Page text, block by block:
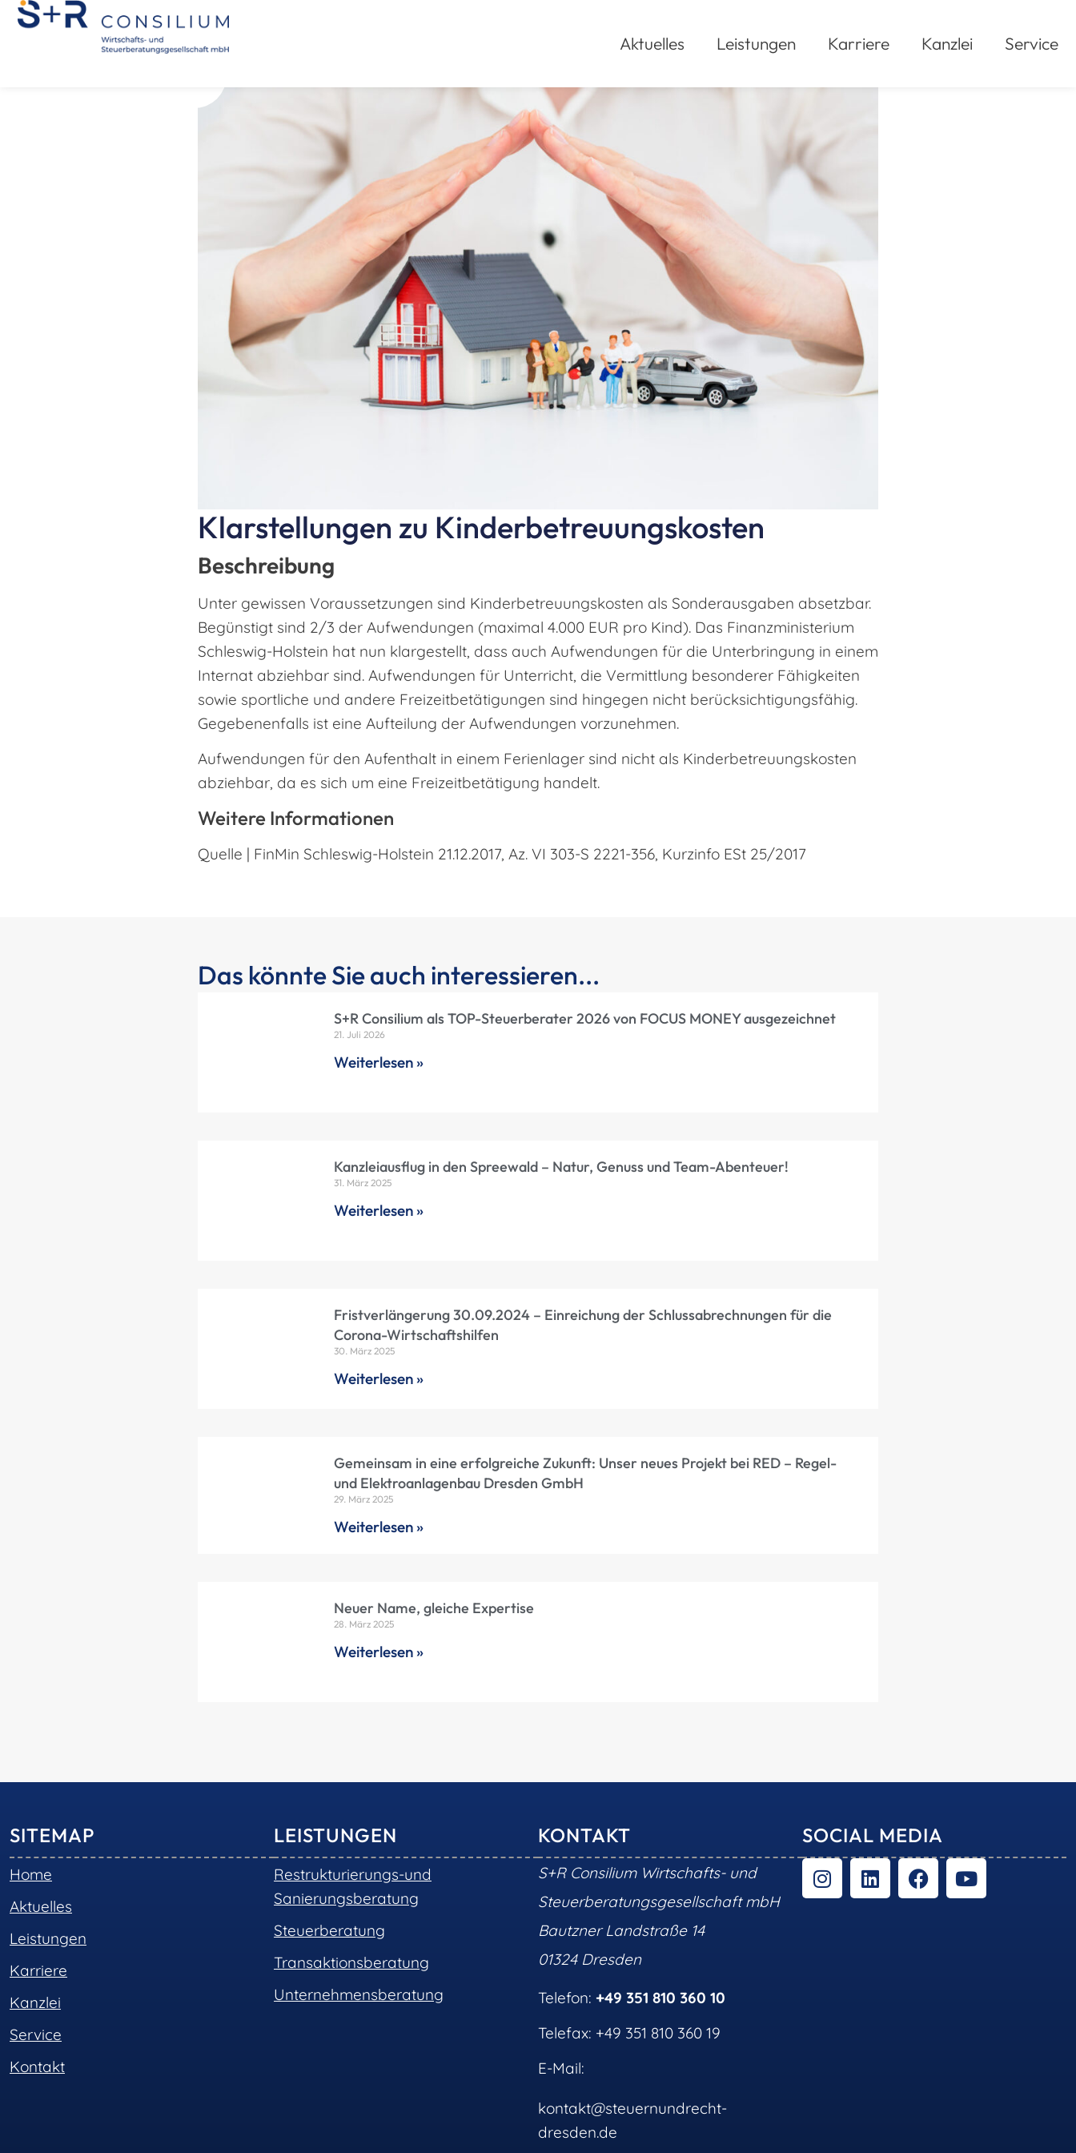
Aktuelles Leistungen Karriere Kanzlei Service
Klarstellungen zu Kinderbetreuungskosten
Beschreibung
Unter gewissen Voraussetzungen sind Kinderbetreuungskosten als Sonderausgaben absetzbar.
Begünstigt sind 2/3 der Aufwendungen (maximal 4.000 EUR pro Kind). Das Finanzministerium
Schleswig-Holstein hat nun klargestellt, dass auch Aufwendungen für die Unterbringung in einem
Internat abziehbar sind. Aufwendungen für Unterricht, die Vermittlung besonderer Fähigkeiten
sowie sportliche und andere Freizeitbetätigungen sind hingegen nicht berücksichtigungsfähig.
Gegebenenfalls ist eine Aufteilung der Aufwendungen vorzunehmen.
Aufwendungen für den Aufenthalt in einem Ferienlager sind nicht als Kinderbetreuungskosten
abziehbar, da es sich um eine Freizeitbetätigung handelt.
Weitere Informationen
Quelle | FinMin Schleswig-Holstein 21.12.2017, Az. VI 303-S 2221-356, Kurzinfo ESt 25/2017
Das könnte Sie auch interessieren...
S+R Consilium als TOP-Steuerberater 2026 von FOCUS MONEY ausgezeichnet
21. Juli 2026
Weiterlesen »
Kanzleiausflug in den Spreewald – Natur, Genuss und Team-Abenteuer!
31. März 2025
Weiterlesen »
Fristverlängerung 30.09.2024 – Einreichung der Schlussabrechnungen für die
Corona-Wirtschaftshilfen
30. März 2025
Weiterlesen »
Gemeinsam in eine erfolgreiche Zukunft: Unser neues Projekt bei RED – Regel-
und Elektroanlagenbau Dresden GmbH
29. März 2025
Weiterlesen »
Neuer Name, gleiche Expertise
28. März 2025
Weiterlesen »
SITEMAP
Home
Aktuelles
Leistungen
Karriere
Kanzlei
Service
Kontakt
LEISTUNGEN
Restrukturierungs-und
Sanierungsberatung
Steuerberatung
Transaktionsberatung
Unternehmensberatung
KONTAKT
S+R Consilium Wirtschafts- und
Steuerberatungsgesellschaft mbH
Bautzner Landstraße 14
01324 Dresden
Telefon: +49 351 810 360 10
Telefax: +49 351 810 360 19
E-Mail:
kontakt@steuernundrecht-
dresden.de
SOCIAL MEDIA